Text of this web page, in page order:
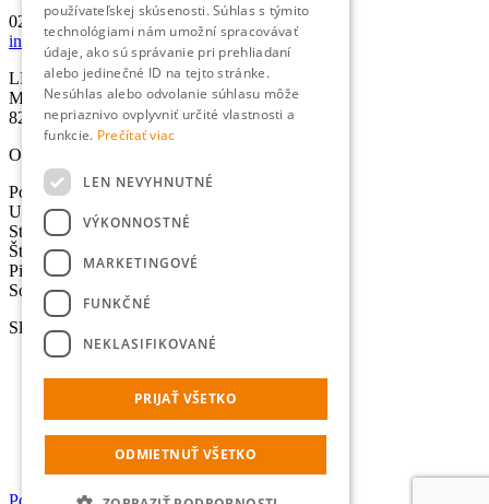
02/501 067 00
info@lexika.sk
LEXIKA s.r.o.
Miletičova 21
821 09 Bratislava
Otváracie hodiny
Pondelok: 8:30-17:00 hod.
Utorok: 8:30-17:00 hod.
Streda: 8:30-17:00 hod.
Štvrtok: 8:30-17:00 hod.
Piatok: 8:30-17:00 hod.
Sobota - Nedeľa: Zatvorené
Služby
Úradné preklady
Lokalizácia
Výpočet normostrán
Online prekladač
používateľskej skúsenosti. Súhlas s týmito
technológiami nám umožní spracovávať
údaje, ako sú správanie pri prehliadaní
alebo jedinečné ID na tejto stránke.
Nesúhlas alebo odvolanie súhlasu môže
nepriaznivo ovplyvniť určité vlastnosti a
funkcie. Prečítať viac
LEN NEVYHNUTNÉ
VÝKONNOSTNÉ
MARKETINGOVÉ
FUNKČNÉ
NEKLASIFIKOVANÉ
PRIJAŤ VŠETKO
ODMIETNUŤ VŠETKO